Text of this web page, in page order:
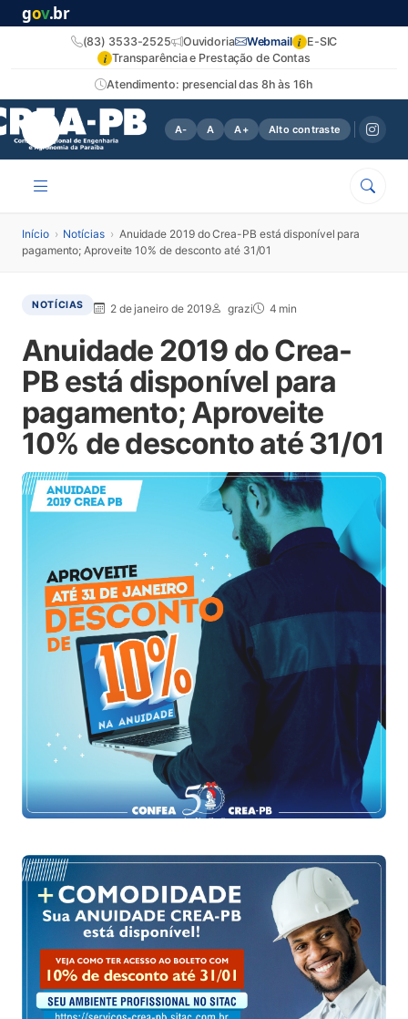
gov.br
Atendimento: presencial das 8h às 16h
(83) 3533-2525 Ouvidoria Webmail i E-SIC
i Transparência e Prestação de Contas
A- A A+ Alto contraste
Início › Notícias › Anuidade 2019 do Crea-PB está disponível para
pagamento; Aproveite 10% de desconto até 31/01
NOTÍCIAS 2 de janeiro de 2019 grazi 4 min
Anuidade 2019 do Crea-
PB está disponível para
pagamento; Aproveite
10% de desconto até 31/01